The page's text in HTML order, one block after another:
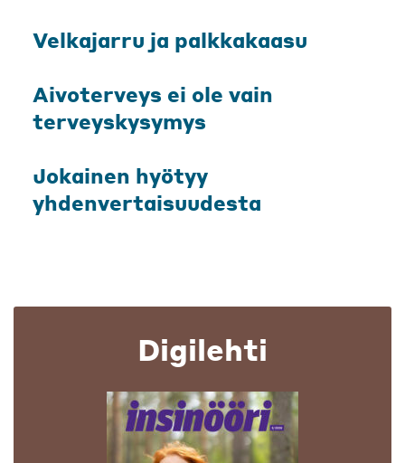
Velkajarru ja palkkakaasu
Aivoterveys ei ole vain
terveyskysymys
Jokainen hyötyy
yhdenvertaisuudesta
Digilehti